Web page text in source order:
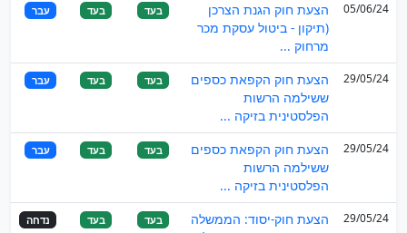
05/06/24
הצעת חוק הגנת הצרכן
(תיקון - ביטול עסקת מכר
מרחוק ...
בעד בעד עבר
29/05/24
הצעת חוק הקפאת כספים
ששילמה הרשות
הפלסטינית בזיקה ...
בעד בעד עבר
29/05/24
הצעת חוק הקפאת כספים
ששילמה הרשות
הפלסטינית בזיקה ...
בעד בעד עבר
29/05/24
הצעת חוק-יסוד: הממשלה
בעד בעד נדחה